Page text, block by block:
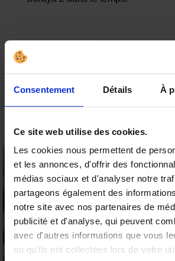
Consentement Détails À
Ce site web utilise des cookies.
Les cookies nous permettent de
et les annonces, d'offrir des
médias sociaux et d'analyser notre
partageons également des
notre site avec nos partenaires de
publicité et d'analyse, qui peuvent
avec d'autres informations que vous
ou qu'ils ont collectées lors de votre
Les dimensions
Longueur : 22 cm
Diamètre : 4,4 cm
Vos avis
9.6/10 (19 avis)
★★★★★
Valable sur